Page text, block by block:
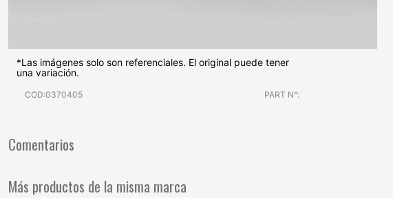
*Las imágenes solo son referenciales. El original puede tener
una variación.
COD:0370405 PART N°:
Comentarios
Más productos de la misma marca